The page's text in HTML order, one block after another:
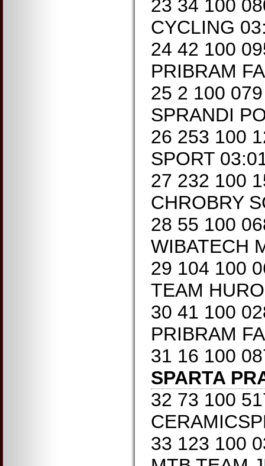
23 34 100
CYCLING
24 42 100
PRIBRAM
25 2 100
SPRANDI
26 253 100
SPORT
27 232 100
CHROBRY
28 55 100
WIBATECH
29 104 100
TEAM
30 41 100
PRIBRAM
31 16 100
SPARTA
32 73 100
33 123 100